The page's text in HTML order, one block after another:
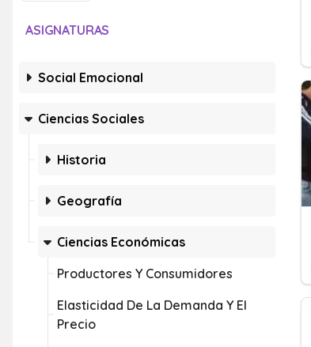
ASIGNATURAS
Social Emocional
Ciencias Sociales
Historia
Geografía
Ciencias Económicas
Productores Y Consumidores
Elasticidad De La Demanda Y El
Precio